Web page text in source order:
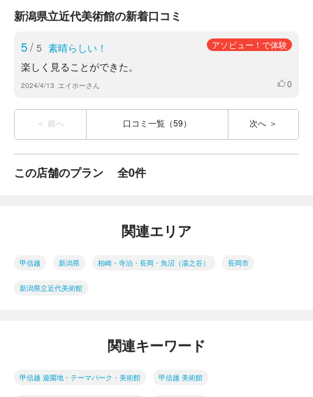
新潟県立近代美術館の新着口コミ
5/ 5 素晴らしい！ アソビュー！で体験
楽しく見ることができた。
2024/4/13 エイホーさん いいね
0
前へ 口コミ一覧（59） 次へ
この店舗のプラン 全0件
関連エリア
甲信越 新潟県 柏崎・寺泊・長岡・魚沼（湯之谷） 長岡市
新潟県立近代美術館
関連キーワード
甲信越 遊園地・テーマパーク・美術館 甲信越 美術館